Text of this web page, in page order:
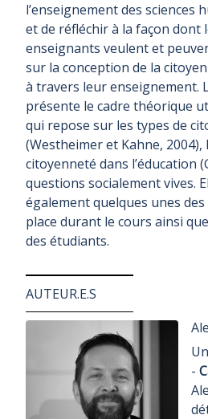
l’enseignement des sciences
et de réfléchir à la façon dont
enseignants veulent et
sur la conception de la
à travers leur enseignement.
présente le cadre théorique
qui repose sur les types de
(Westheimer et Kahne, 2004),
citoyenneté dans l’éducation
questions socialement vives.
également quelques unes
place durant le cours ainsi
des étudiants.
AUTEUR.E.S
-